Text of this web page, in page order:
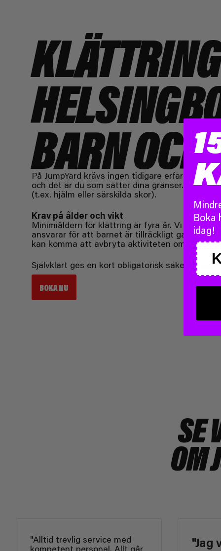
BARN OCH
På JumpYard krävs ingen tidigare erfarenhet
och det är du som sätter dina gränser. Du
(t.ex. hjälm eller särskilda skor).
Krav på ålder och vikt
Minimiåldern för klättring är fyra år. Vi har
ansvarar för att barnet är tillräckligt gammalt
kan komma att avbryta aktiviteten om dessa
Självklart ges en kort obligatorisk
BOKA NU
SE
OM
"Alltid trevlig service med
kompetent personal. Allt går
"Jag
Boka
idag!